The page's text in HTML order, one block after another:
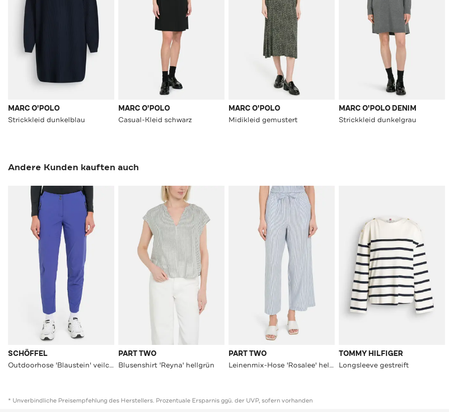
MARC O'POLO
Strickkleid dunkelblau
MARC O'POLO
Casual-Kleid schwarz
MARC O'POLO
Midikleid gemustert
MARC O'POLO DENIM
Strickkleid dunkelgrau
Andere Kunden kauften auch
SCHÖFFEL
Outdoorhose 'Blaustein' veilchenblau
PART TWO
Blusenshirt 'Reyna' hellgrün
PART TWO
Leinenmix-Hose 'Rosalee' hellblau
TOMMY HILFIGER
Longsleeve gestreift
* Unverbindliche Preisempfehlung des Herstellers. Prozentuale Ersparnis ggü. der UVP, sofern vorhanden